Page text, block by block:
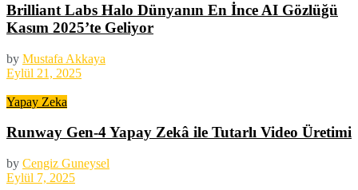
Brilliant Labs Halo Dünyanın En İnce AI Gözlüğü
Kasım 2025’te Geliyor
by Mustafa Akkaya
Eylül 21, 2025
Yapay Zeka
Runway Gen-4 Yapay Zekâ ile Tutarlı Video Üretimi
by Cengiz Guneysel
Eylül 7, 2025